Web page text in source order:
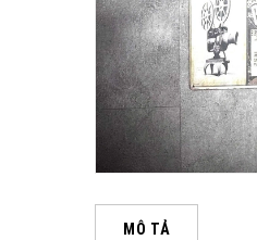
MÔ TẢ